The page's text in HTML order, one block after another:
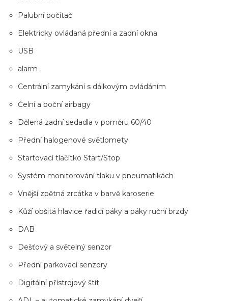
Palubní počítač
Elektricky ovládaná přední a zadní okna
USB
alarm
Centrální zamykání s dálkovým ovládáním
Čelní a boční airbagy
Dělená zadní sedadla v poměru 60/40
Přední halogenové světlomety
Startovací tlačítko Start/Stop
Systém monitorování tlaku v pneumatikách
Vnější zpětná zrcátka v barvě karoserie
Kůží obšitá hlavice řadicí páky a páky ruční brzdy
DAB
Dešťový a světelný senzor
Přední parkovací senzory
Digitální přístrojový štít